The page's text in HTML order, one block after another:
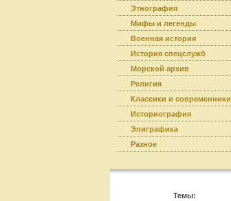
Этнография
Мифы и легенды
Военная история
История спецслужб
Морской архив
Религия
Классики и современники
Историография
Эпиграфика
Разное
Темы: